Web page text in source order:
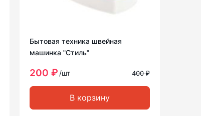
Бытовая техника швейная
машинка ʺСтильʺ
200 ₽ /шт 400 ₽
В корзину